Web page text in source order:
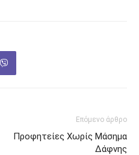
Επόμενο άρθρο
Προφητείες Χωρίς Μάσημα
Δάφνης